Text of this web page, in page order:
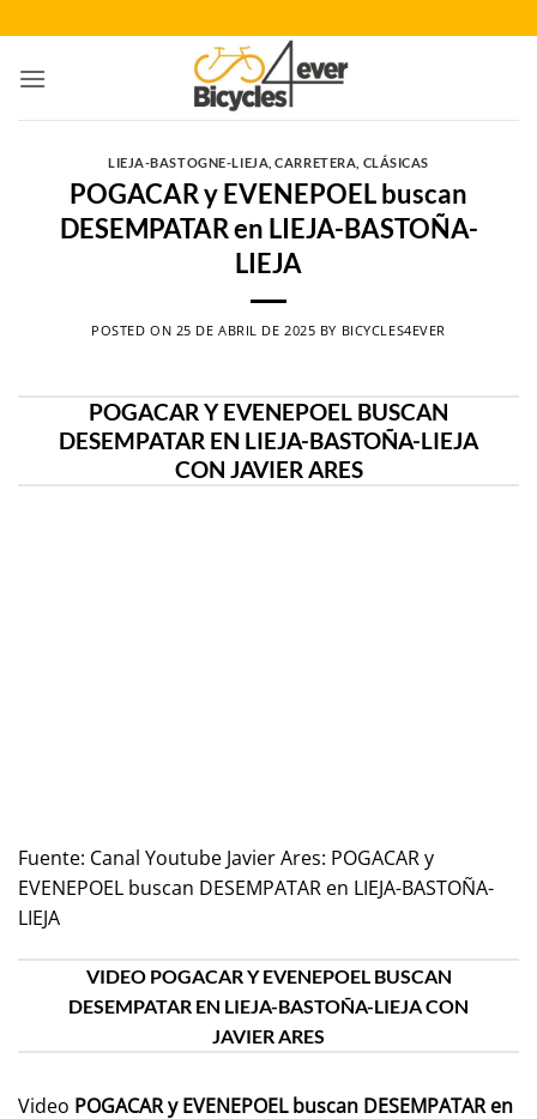
al
contenido
LIEJA-BASTOGNE-LIEJA ,CARRETERA CLÁSICAS
POGACAR y EVENEPOEL buscan
DESEMPATAR en LIEJA-BASTOÑA-
LIEJA
POSTED ON 25 DE ABRIL DE 2025 BY BICYCLES4EVER
POGACAR Y EVENEPOEL BUSCAN
DESEMPATAR EN LIEJA-BASTOÑA-LIEJA
CON JAVIER ARES
Fuente: Canal Youtube Javier Ares: POGACAR y
EVENEPOEL buscan DESEMPATAR en LIEJA-BASTOÑA-
LIEJA
VIDEO POGACAR Y EVENEPOEL BUSCAN
DESEMPATAR EN LIEJA-BASTOÑA-LIEJA CON
JAVIER ARES
Video POGACAR y EVENEPOEL buscan DESEMPATAR en